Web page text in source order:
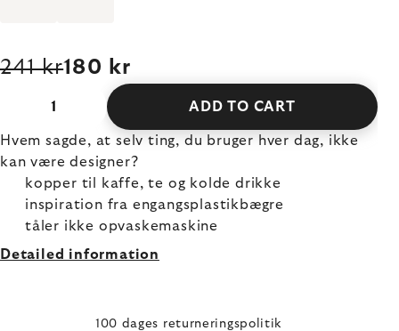
241 kr180 kr
ADD TO CART
Hvem sagde, at selv ting, du bruger hver dag, ikke
kan være designer?
kopper til kaffe, te og kolde drikke
inspiration fra engangsplastikbægre
tåler ikke opvaskemaskine
Detailed information
100 dages returneringspolitik